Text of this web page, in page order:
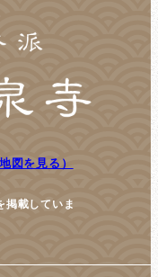
地図を見る）
掲載していま